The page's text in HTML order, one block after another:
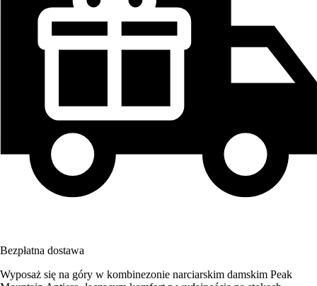
Bezpłatna dostawa
Wyposaż się na góry w kombinezonie narciarskim damskim Peak